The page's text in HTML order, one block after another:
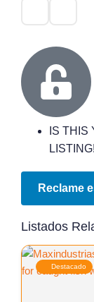
IS
LISTING!
Reclame
Listados
Destacado